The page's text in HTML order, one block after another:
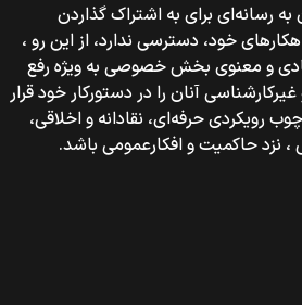
رسانه‌ای برای به اشتراک گذاردن
خود، دسترسی ندارد، از این رو ،
و معنوی بخش خصوصی به ویژه رفع
آنان را در دستورکار خود قرار
رویکردی حرفه‌ای، نقادانه و اخلاقی،
نزد حاکمیت و افکارعمومی باشد.